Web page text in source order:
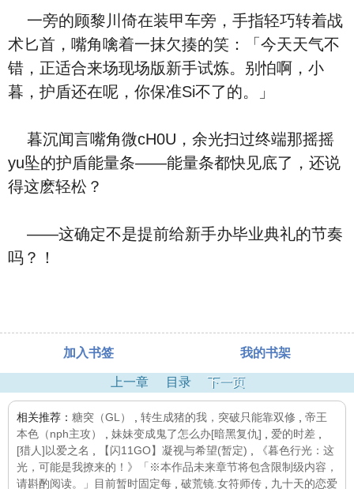
一旁的顾黎川倚在装甲车旁，手指轻巧转着战
术匕首，嘴角噙着一抹欠揍的笑：「今天天气不
错，正适合来场现场版新手试炼。别怕啊，小
暮，护盾还在呢，你保准Si不了的。」
暮沉闻言嘴角微cH0U，余光扫过终端那摇摇
yu坠的护盾能量条——能量条都快见底了，还说
得这麽轻松？
——这确定不是提前给新手办毕业典礼的节奏
吗？！
加入书签 我的书架
上一章 目录 下一页
相关推荐： 糖突（GL） 转生成猪的我，突破只能靠双修
帝王
本色（nph主攻）
妹妹变成鬼了怎么办[暗黑复仇] 爱的时差
[猎人]以爱之名
【闪11GO】凝视与希望(暂定)
《暮色行光：这
光，可能是我撩来的！》「※本作品未来章节将包含限制级内容，
请斟酌阅读。」目前暂时固定每
破荒镜.女符师传 九十天的恋爱